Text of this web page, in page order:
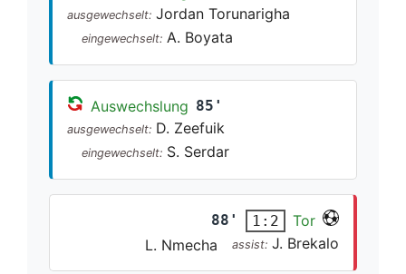
ausgewechselt: Jordan Torunarigha
eingewechselt: A. Boyata
Auswechslung 85'
ausgewechselt: D. Zeefuik
eingewechselt: S. Serdar
88' 1:2
Tor
L. Nmecha
assist: J. Brekalo